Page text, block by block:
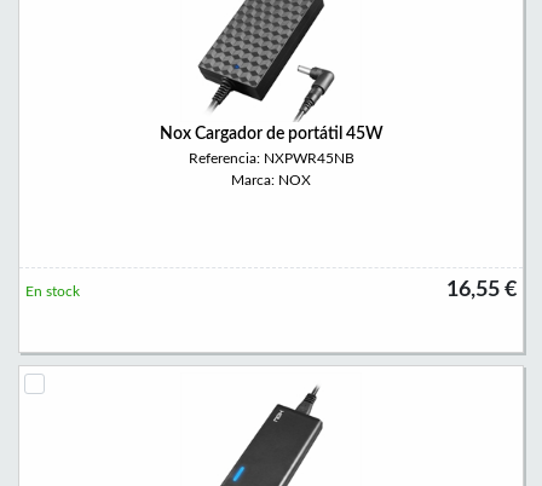
Nox Cargador de portátil 45W
Referencia: NXPWR45NB
Marca: NOX
16,55 €
En stock